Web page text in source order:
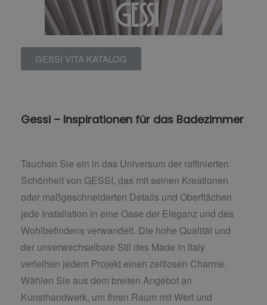
GESSI VITA KATALOG
Gessi – Inspirationen für das Badezimmer
Tauchen Sie ein in das Universum der raffinierten
Schönheit von GESSI, das mit seinen Kreationen
oder maßgeschneiderten Details und Oberflächen
jede Installation in eine Oase der Eleganz und des
Wohlbefindens verwandelt. Die hohe Qualität und
der unverwechselbare Stil des Made in Italy
verleihen jedem Projekt einen zeitlosen Charme.
Wählen Sie aus dem breiten Angebot an
Kunsthandwerk, um Ihren Raum mit Wert und